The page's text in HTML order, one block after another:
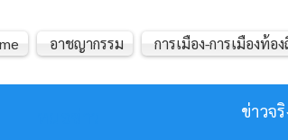
ข่าวจ
อาชญากรรม การเมือง-การเมืองท้อ